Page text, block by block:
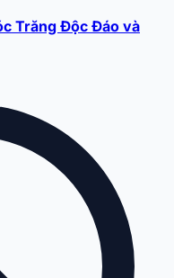
Trăng Độc Đáo và